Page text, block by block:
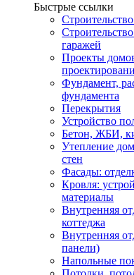
Быстрые ссылки
гаражей
Проекты
Фундамент,
фундамента
Перекрытия
Устройство
Бетон, ЖБИ,
Утепление
стен
Фасады:
Кровля:
материалы
Внутренняя
коттеджа
Внутренняя
панели)
Напольные